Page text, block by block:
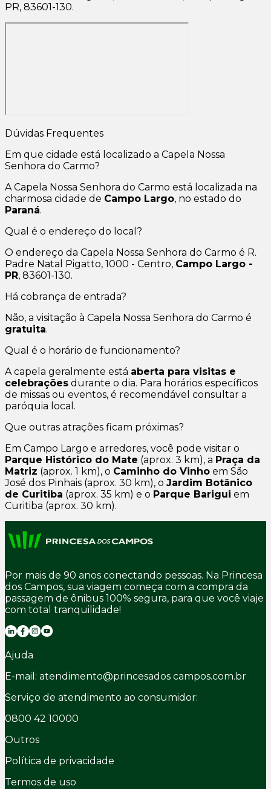
PR, 83601-130.
Dúvidas Frequentes
Em que cidade está localizado a Capela Nossa
Senhora do Carmo?
A Capela Nossa Senhora do Carmo está localizada na
charmosa cidade de Campo Largo, no estado do
Paraná.
Qual é o endereço do local?
O endereço da Capela Nossa Senhora do Carmo é R.
Padre Natal Pigatto, 1000 - Centro, Campo Largo -
PR, 83601-130.
Há cobrança de entrada?
Não, a visitação à Capela Nossa Senhora do Carmo é
gratuita.
Qual é o horário de funcionamento?
A capela geralmente está aberta para visitas e
celebrações durante o dia. Para horários específicos
de missas ou eventos, é recomendável consultar a
paróquia local.
Que outras atrações ficam próximas?
Em Campo Largo e arredores, você pode visitar o
Parque Histórico do Mate (aprox. 3 km), a Praça da
Matriz (aprox. 1 km), o Caminho do Vinho em São
José dos Pinhais (aprox. 30 km), o Jardim Botânico
de Curitiba (aprox. 35 km) e o Parque Barigui em
Curitiba (aprox. 30 km).
Por mais de 90 anos conectando pessoas. Na Princesa
dos Campos, sua viagem começa com a compra da
passagem de ônibus 100% segura, para que você viaje
com total tranquilidade!
Ajuda
E-mail: atendimento@princesados campos.com.br
Serviço de atendimento ao consumidor:
0800 42 10000
Outros
Política de privacidade
Termos de uso